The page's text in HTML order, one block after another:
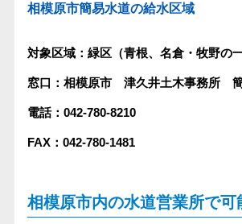
相模原市簡易水道の給水区域
対象区域：緑区（青根、名倉・牧野の一
窓口：相模原市 津久井土木事務所
電話：042-780-8210
FAX：042-780-1481
相模原市内の水道営業所で可